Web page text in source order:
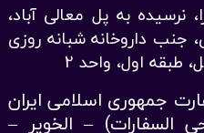
نرسیده به پل معالی آباد،
شیرازی، جنب داروخانه شبانه روزی
اول، واحد 2
جمهوری اسلامی ایران
السفارات) – الخویر –